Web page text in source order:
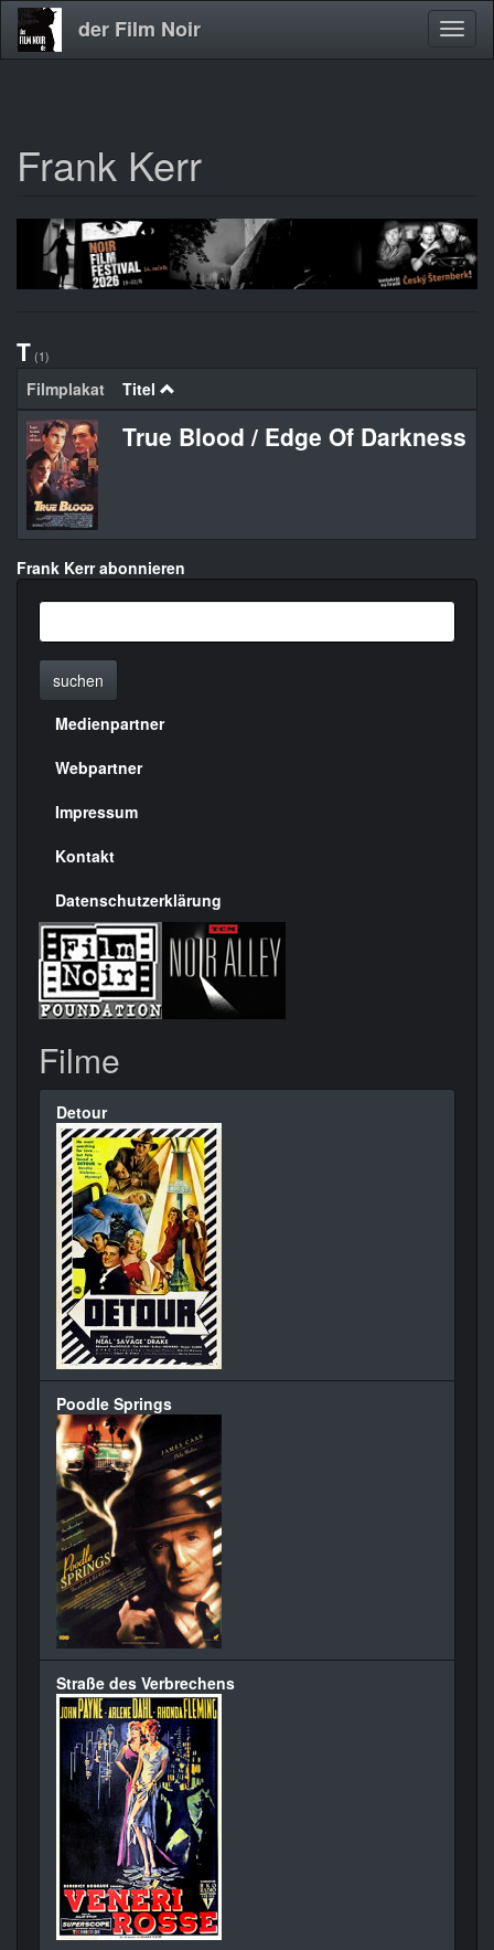
Direkt
zum
der Film Noir
Frank Kerr
T (1)
Filmplakat Titel
True Blood / Edge Of Darkness
Frank Kerr abonnieren
suchen
Menülinks
rechte
Seite
Medienpartner
Webpartner
Impressum
Kontakt
Datenschutzerklärung
Filme
Detour
Poodle Springs
Straße des Verbrechens